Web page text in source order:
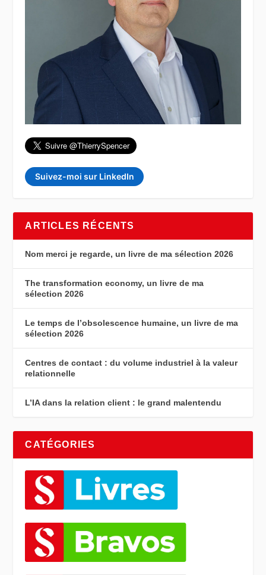
Suivez-moi sur LinkedIn
ARTICLES RÉCENTS
Nom merci je regarde, un livre de ma sélection 2026
The transformation economy, un livre de ma
sélection 2026
Le temps de l’obsolescence humaine, un livre de ma
sélection 2026
Centres de contact : du volume industriel à la valeur
relationnelle
L’IA dans la relation client : le grand malentendu
CATÉGORIES